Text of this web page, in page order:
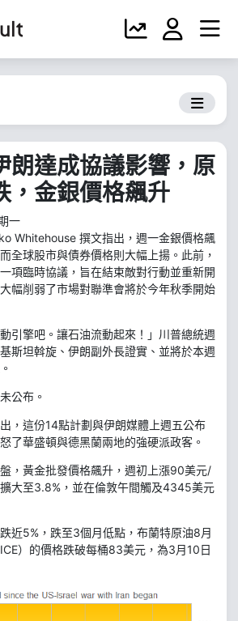
朗達成協議影響，原
，金銀價格飆升
一
Whitehouse 撰文指出，週一金銀價格飆
全球股市與債券價格則大幅上揚。此前，
項臨時協議，旨在結束敵對行動並重新開
幅削弱了市場對聯準會將於今年秋季開始
引擎吧。讓石油流動起來！」川普總統週
斯坦斡旋、伊朗副外長證實、並將於本週
公布。
，這份14點計劃與伊朗媒體上週五公布
了華盛頓與德黑蘭兩地的強硬派政客。
，黃金批發價格飆升，週初上漲90美元/
大至3.8%，並在倫敦午間觸及4345美元
近5%，跌至3個月低點，布蘭特原油8月
）的價格跌破每桶83美元，為3月10日